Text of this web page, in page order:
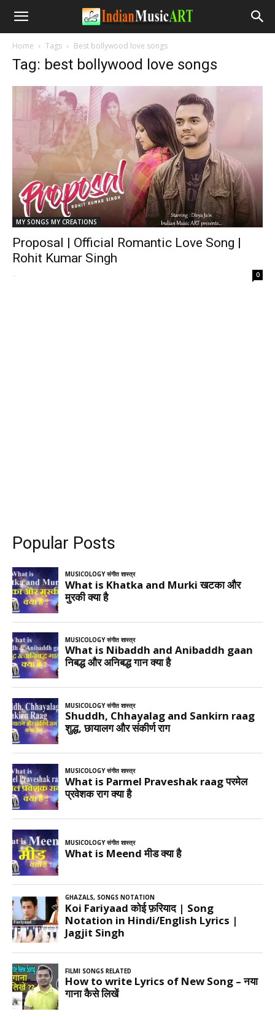
Home Tags Best bollywood love songs
Tag: best bollywood love songs
MY SONGS MY CREATIONS
Proposal | Official Romantic Love Song |
Rohit Kumar Singh
- 0
Popular Posts